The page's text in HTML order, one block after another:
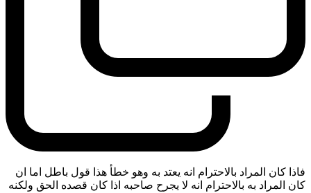
فاذا كان المراد بالاحترام انه يعتد به وهو خطأ هذا قول باطل اما ان
كان المراد به بالاحترام انه لا يجرح صاحبه اذا كان قصده الحق ولكنه